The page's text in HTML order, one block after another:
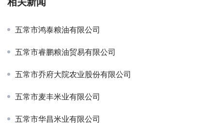
五常市鸿泰粮油有限公司
五常市睿鹏粮油贸易有限公司
五常市乔府大院农业股份有限公司
五常市麦丰米业有限公司
五常市华昌米业有限公司